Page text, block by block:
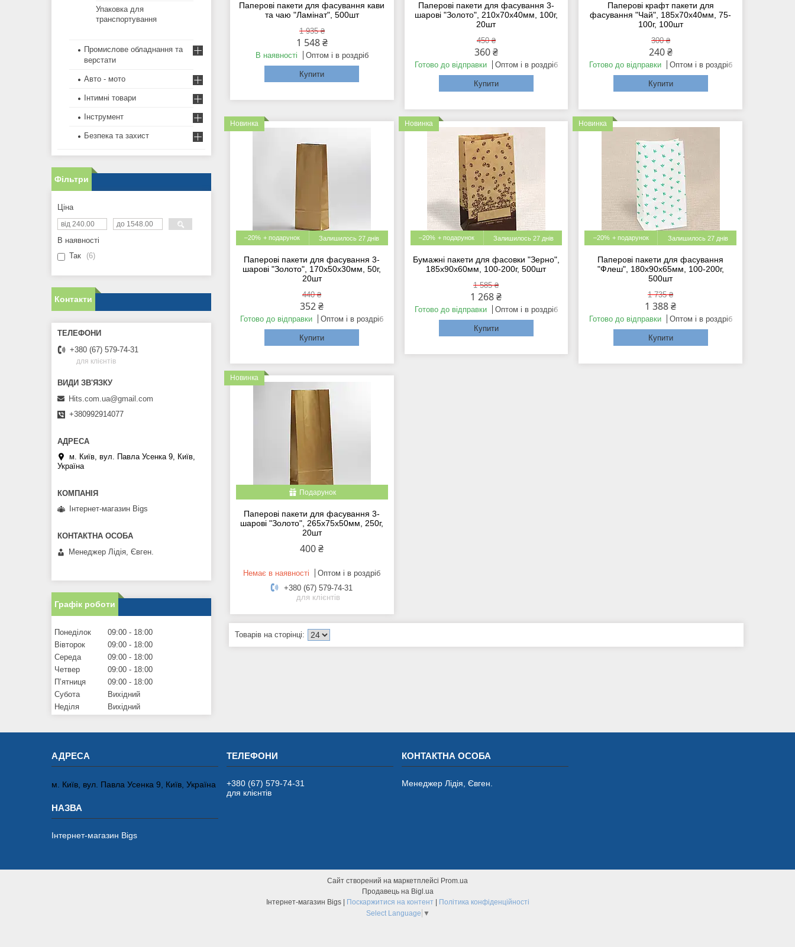
Паперові пакети для фасування кави
та чаю "Ламінат", 500шт
1 935 ₴
1 548 ₴
В наявності Оптом і в роздріб
Купити
Паперові пакети для фасування 3-
шарові "Золото", 210x70x40мм, 100г,
20шт
450 ₴
360 ₴
Готово до відправки Оптом і в роздріб
Купити
Паперові крафт пакети для
фасування "Чай", 185x70x40мм, 75-
100г, 100шт
300 ₴
240 ₴
Готово до відправки Оптом і в роздріб
Купити
Новинка
–20% Залишилось 27 днів
Паперові пакети для фасування 3-
шарові "Золото", 170x50x30мм, 50г,
20шт
440 ₴
352 ₴
Готово до відправки Оптом і в роздріб
Купити
Новинка
–20% Залишилось 27 днів
Бумажні пакети для фасовки "Зерно",
185х90х60мм, 100-200г, 500шт
1 585 ₴
1 268 ₴
Готово до відправки Оптом і в роздріб
Купити
Новинка
–20% Залишилось 27 днів
Паперові пакети для фасування
"Флеш", 180x90x65мм, 100-200г,
500шт
1 735 ₴
1 388 ₴
Готово до відправки Оптом і в роздріб
Купити
Новинка
Подарунок
Паперові пакети для фасування 3-
шарові "Золото", 265x75x50мм, 250г,
20шт
400 ₴
Немає в наявності
Оптом і в роздріб
+380 (67) 579-74-31
для клієнтів
Упаковка для
транспортування
Промислове обладнання та
верстати
Авто - мото
Інтимні товари
Інструмент
Безпека та захист
Фільтри
Ціна
В наявності
Так
6
Контакти
+380 (67) 579-74-31
для клієнтів
Hits.com.ua@gmail.com
+380992914077
м. Київ, вул. Павла Усенка 9, Київ,
Україна
Інтернет-магазин Bigs
Менеджер Лідія, Євген.
Графік роботи
Понеділок 09:00
18:00
Вівторок
09:00
18:00
Середа
09:00
18:00
Четвер
09:00
18:00
Пʼятниця
09:00
18:00
Субота
Вихідний
Неділя
Вихідний
м. Київ, вул. Павла Усенка 9, Київ, Україна
Інтернет-магазин Bigs
+380 (67) 579-74-31
для клієнтів
Менеджер Лідія, Євген.
Сайт створений на маркетплейсі Prom.ua
Продавець на Bigl.ua
Поскаржитися на контент
Політика конфіденційності
Select Language ▼